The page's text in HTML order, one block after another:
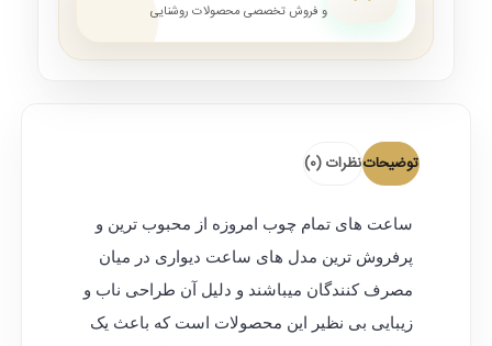
و فروش تخصصی محصولات روشنایی
توضیحاتنظرات (0)
ساعت های تمام چوب امروزه از محبوب ترین و
پرفروش ترین مدل های ساعت دیواری در میان
مصرف کنندگان میباشند و دلیل آن طراحی ناب و
زیبایی بی نظیر این محصولات است که باعث یک